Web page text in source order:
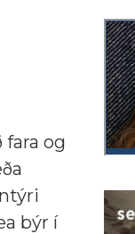
fara og
býr í